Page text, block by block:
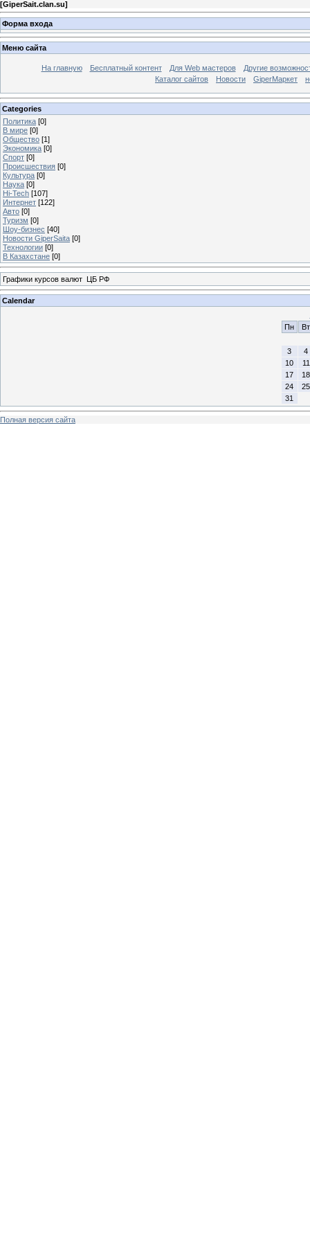
[GiperSait.clan.su]
Форма входа
Меню сайта
На главную Бесплатный контент Для Web мастеров
Другие
Каталог сайтов
Новости GiperМаркет
Categories
Политика [0]
В мире [0]
Общество [1]
Экономика [0]
Спорт [0]
Происшествия [0]
Культура [0]
Наука [0]
Hi-Tech [107]
Интернет [122]
Авто [0]
Туризм [0]
Шоу-бизнес [40]
Новости GiperSaita [0]
Технологии [0]
В Казахстане [0]
Графики курсов валют ЦБ РФ
Calendar
Пн
Вт
3
4
10
11
17
18
24
25
31
Полная версия сайта